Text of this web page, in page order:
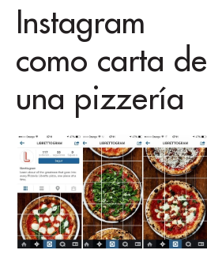
Instagram
como carta de
una pizzería